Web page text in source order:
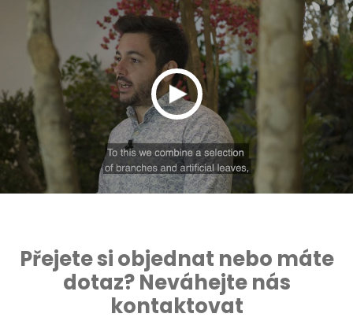
Přejete si objednat nebo máte
dotaz? Neváhejte nás
kontaktovat